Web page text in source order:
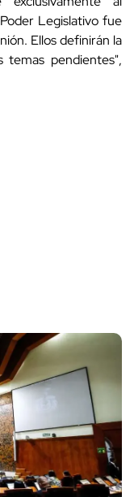
Legislativo fue
Ellos definirán la
pendientes",